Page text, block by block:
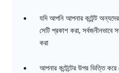
যদি আপনি আপনার কন্টেন্ট
সেটি প্রকাশ করা, সর্বজনীনভাবে
করা
আপনার কন্টেন্টের উপর ভিত্তি